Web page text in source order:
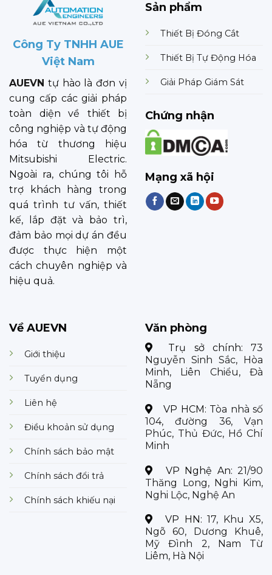
Công Ty TNHH AUE
Việt Nam
AUEVN tự hào là đơn vị
cung cấp các giải pháp
toàn diện về thiết bị
công nghiệp và tự động
hóa từ thương hiệu
Mitsubishi Electric.
Ngoài ra, chúng tôi hỗ
trợ khách hàng trong
quá trình tư vấn, thiết
kế, lắp đặt và bảo trì,
đảm bảo mọi dự án đều
được thực hiện một
cách chuyên nghiệp và
hiệu quả.
Sản phẩm
Thiết Bị Đóng Cắt
Thiết Bị Tự Động Hóa
Giải Pháp Giám Sát
Chứng nhận
Mạng xã hội
Về AUEVN
Giới thiệu
Tuyển dụng
Liên hệ
Điều khoản sử dụng
Chính sách bảo mật
Chính sách đổi trả
Chính sách khiếu nại
Văn phòng
Trụ sở chính: 73
Nguyễn Sinh Sắc, Hòa
Minh, Liên Chiểu, Đà
Nẵng
VP HCM: Tòa nhà số
104, đường 36, Vạn
Phúc, Thủ Đức, Hồ Chí
Minh
VP Nghệ An: 21/90
Thăng Long, Nghi Kim,
Nghi Lộc, Nghệ An
VP HN:17, Khu X5,
Ngõ 60, Dương Khuê,
Mỹ Đình 2, Nam Từ
Liêm, Hà Nội